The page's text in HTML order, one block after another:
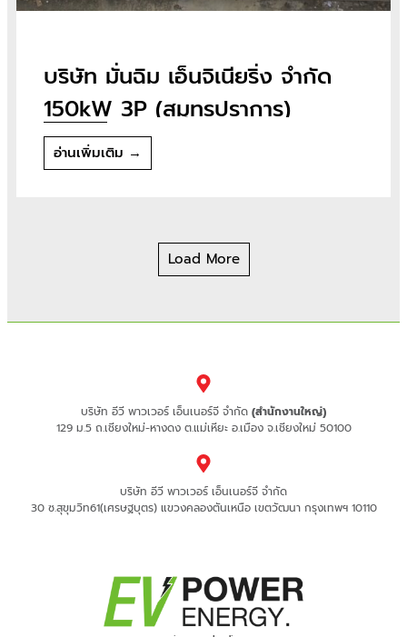
บริษัท มั่นฉิม เอ็นจิเนียริ่ง จำกัด
150kW 3P (สมุทรปราการ)
อ่านเพิ่มเติม →
Load More
บริษัท อีวี พาวเวอร์ เอ็นเนอร์จี จำกัด (สำนักงานใหญ่)
129 ม.5 ถ.เชียงใหม่-หางดง ต.แม่เหียะ อ.เมือง จ.เชียงใหม่ 50100
บริษัท อีวี พาวเวอร์ เอ็นเนอร์จี จำกัด
30 ซ.สุขุมวิท61(เศรษฐบุตร) แขวงคลองตันเหนือ เขตวัฒนา กรุงเทพฯ 10110